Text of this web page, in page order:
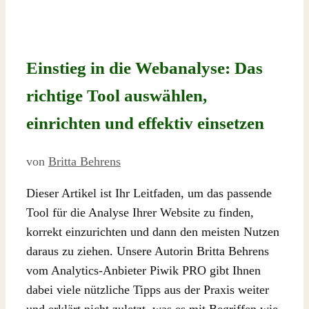
Einstieg in die Webanalyse: Das
richtige Tool auswählen,
einrichten und effektiv einsetzen
von Britta Behrens
Dieser Artikel ist Ihr Leitfaden, um das passende
Tool für die Analyse Ihrer Website zu finden,
korrekt einzurichten und dann den meisten Nutzen
daraus zu ziehen. Unsere Autorin Britta Behrens
vom Analytics-Anbieter Piwik PRO gibt Ihnen
dabei viele nützliche Tipps aus der Praxis weiter